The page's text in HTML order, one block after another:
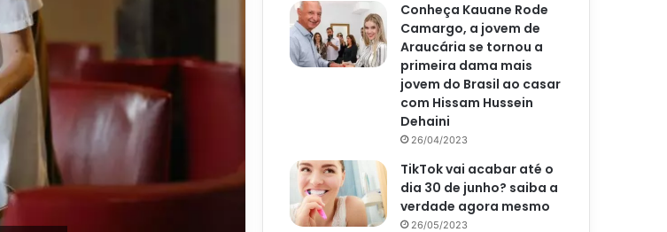
Conheça Kauane Rode
Camargo, a jovem de
Araucária se tornou a
primeira dama mais
jovem do Brasil ao casar
com Hissam Hussein
Dehaini
26/04/2023
TikTok vai acabar até o
dia 30 de junho? saiba a
verdade agora mesmo
26/05/2023